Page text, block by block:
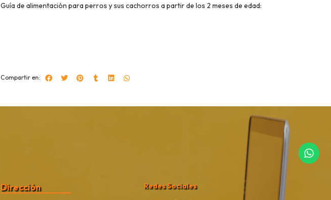
Guía de alimentación para perros y sus cachorros a partir de los 2 meses de edad:
Compartir en:
Dirección Redes Sociales